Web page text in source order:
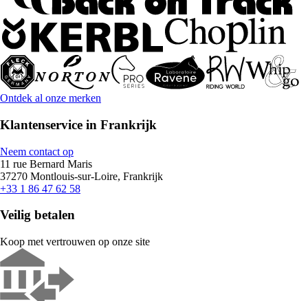
Ontdek al onze merken
Klantenservice in Frankrijk
Neem contact op
11 rue Bernard Maris
37270 Montlouis-sur-Loire, Frankrijk
+33 1 86 47 62 58
Veilig betalen
Koop met vertrouwen op onze site